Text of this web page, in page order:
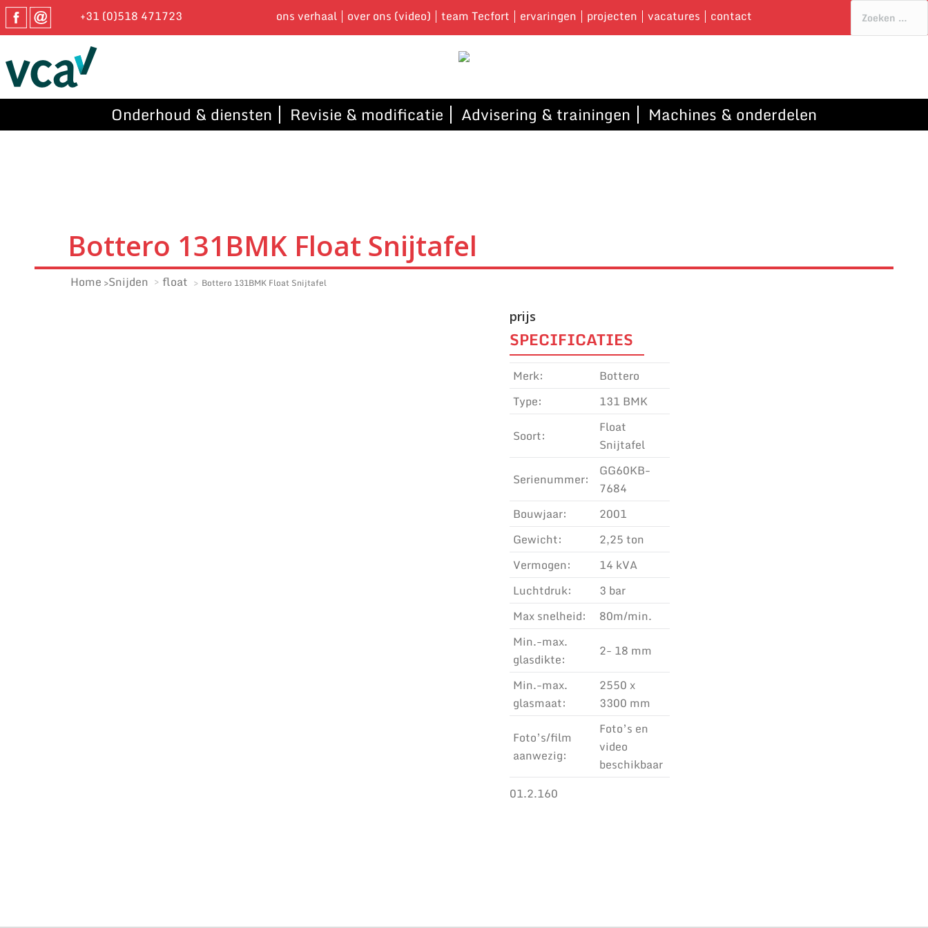
+31 (0)518 471723 ons verhaal over ons (video) team Tecfort ervaringen projecten vacatures contact
Onderhoud & diensten Revisie & modificatie Advisering & trainingen Machines & onderdelen
Bottero 131BMK Float Snijtafel
Home Snijden float Bottero 131BMK Float Snijtafel
prijs
SPECIFICATIES
Merk:
Bottero
Type:
131 BMK
Soort:
Float
Snijtafel
Serienummer:
GG60KB-
7684
Bouwjaar:
2001
Gewicht:
2,25 ton
Vermogen:
14 kVA
Luchtdruk:
3 bar
Max snelheid:
80m/min.
Min.-max.
glasdikte:
2- 18 mm
Min.-max.
glasmaat:
2550 x
3300 mm
Foto’s/film
aanwezig:
Foto’s en
video
beschikbaar
01.2.160